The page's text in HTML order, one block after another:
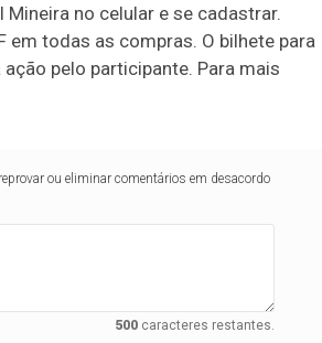
no celular e se cadastrar.
todas as compras. O bilhete para
pelo participante. Para mais
ou eliminar comentários em desacordo
500caracteres restantes.